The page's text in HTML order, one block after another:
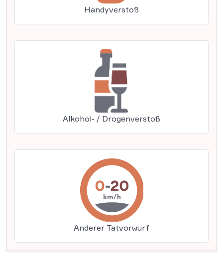
Handyverstoß
Alkohol- / Drogenverstoß
Anderer Tatvorwurf